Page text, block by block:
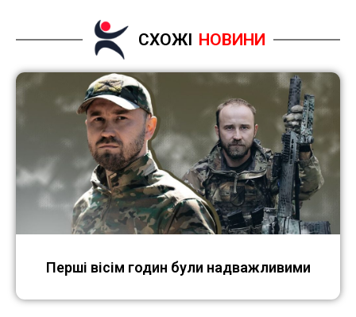
СХОЖІ НОВИНИ
Перші вісім годин були надважливими